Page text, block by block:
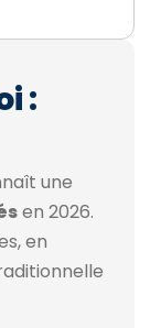
:
une
en 2026.
en